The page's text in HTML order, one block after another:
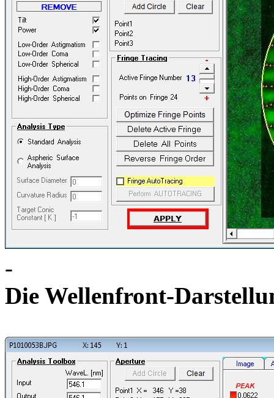
-
Die Wellenfront-